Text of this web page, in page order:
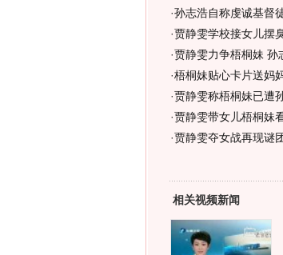
·孙志浩自称虔诚基督
·贾静雯学校接女儿摆
·贾静雯力争梧桐妹 孙
·梧桐妹贴心卡片送妈
·贾静雯称梧桐妹已遭
·贾静雯带女儿梧桐妹
·贾静雯夺女战再现谜
相关视频新闻